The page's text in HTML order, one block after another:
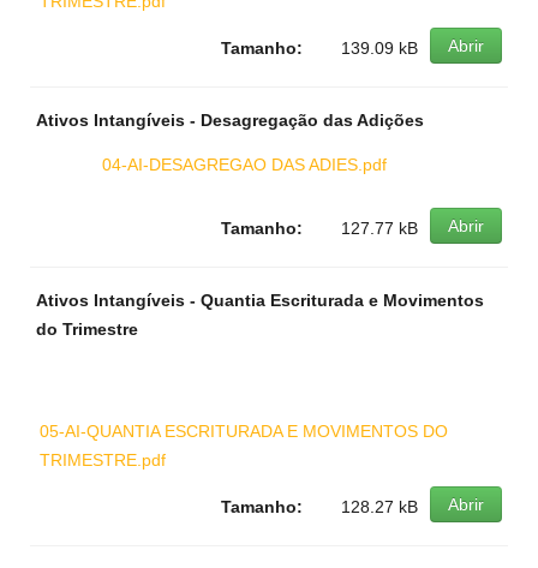
Abrir
Tamanho: 139.09 kB
Ativos Intangíveis - Desagregação das Adições
04-AI-DESAGREGAO DAS ADIES.pdf
Abrir
Tamanho: 127.77 kB
Ativos Intangíveis - Quantia Escriturada e Movimentos
do Trimestre
05-AI-QUANTIA ESCRITURADA E MOVIMENTOS DO
TRIMESTRE.pdf
Abrir
Tamanho: 128.27 kB